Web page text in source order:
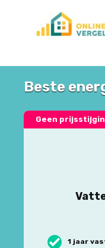
Beste
Geen
1 jaar